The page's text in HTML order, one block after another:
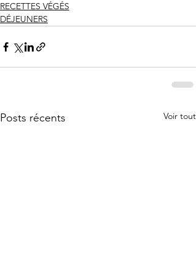
RECETTES VÉGÉS
DÉJEUNERS
Posts récents Voir tout